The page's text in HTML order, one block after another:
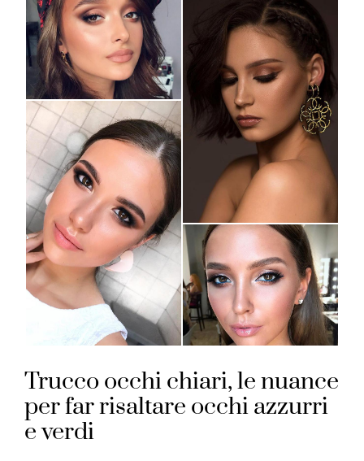
Trucco occhi chiari, le nuance
per far risaltare occhi azzurri
e verdi